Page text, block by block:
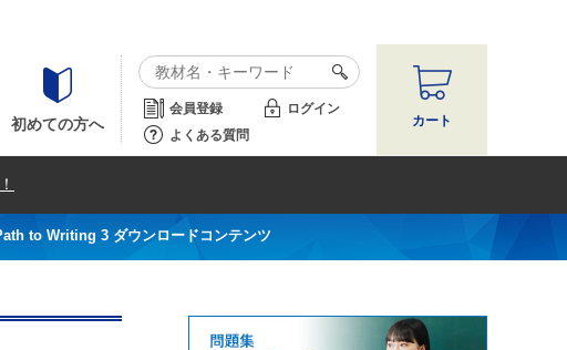
初めての方へ
会員登録
ログイン
よくある質問
カート
to Writing 3 ダウンロードコンテンツ